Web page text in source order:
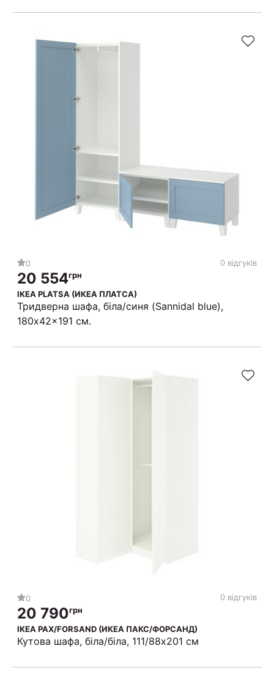
0 0 відгуків
20 554грн
IKEA PLATSA (ИКЕА ПЛАТСА)
Тридверна шафа, біла/синя (Sannidal blue),
180x42x191 см.
0 0 відгуків
20 790грн
IKEA PAX/FORSAND (ИКЕА ПАКС/ФОРСАНД)
Кутова шафа, біла/біла, 111/88x201 см